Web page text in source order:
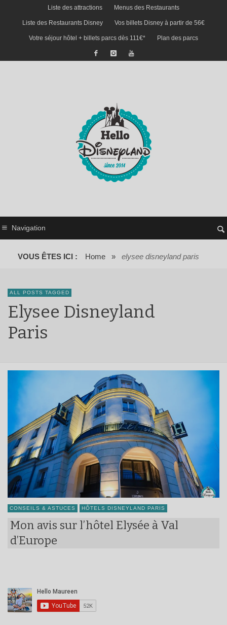
Liste des attractions Menus des Restaurants
Liste des Restaurants Disney Vos billets Disney à partir de 56€
Votre séjour hôtel + billets parcs dès 111€* Plan des parcs
Navigation
VOUS ÊTES ICI : Home » elysee disneyland paris
ALL POSTS TAGGED
Elysee Disneyland
Paris
CONSEILS & ASTUCES HÔTELS DISNEYLAND PARIS
Mon avis sur l’hôtel Elysée à Val
d’Europe